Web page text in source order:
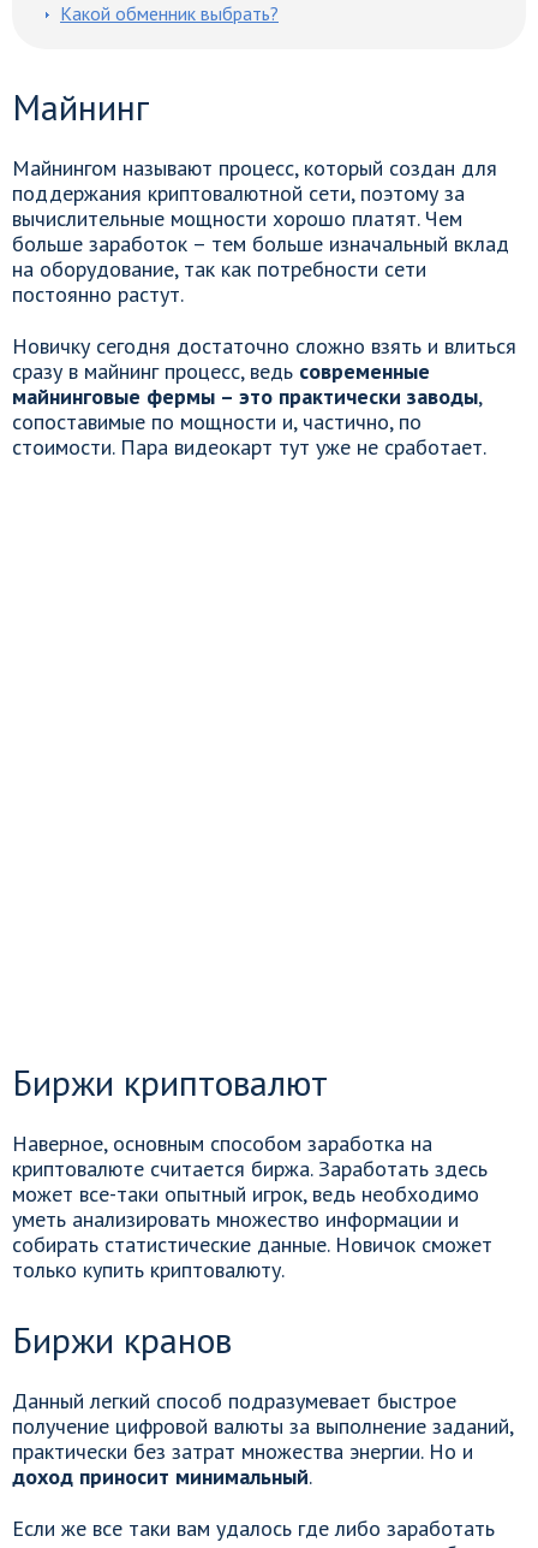
Какой обменник выбрать?
Майнинг
Майнингом называют процесс, который создан для
поддержания криптовалютной сети, поэтому за
вычислительные мощности хорошо платят. Чем
больше заработок – тем больше изначальный вклад
на оборудование, так как потребности сети
постоянно растут.
Новичку сегодня достаточно сложно взять и влиться
сразу в майнинг процесс, ведь современные
майнинговые фермы – это практически заводы,
сопоставимые по мощности и, частично, по
стоимости. Пара видеокарт тут уже не сработает.
Биржи криптовалют
Наверное, основным способом заработка на
криптовалюте считается биржа. Заработать здесь
может все-таки опытный игрок, ведь необходимо
уметь анализировать множество информации и
собирать статистические данные. Новичок сможет
только купить криптовалюту.
Биржи кранов
Данный легкий способ подразумевает быстрое
получение цифровой валюты за выполнение заданий,
практически без затрат множества энергии. Но и
доход приносит минимальный.
Если же все таки вам удалось где либо заработать